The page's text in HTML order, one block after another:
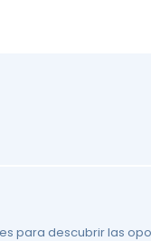
para descubrir las